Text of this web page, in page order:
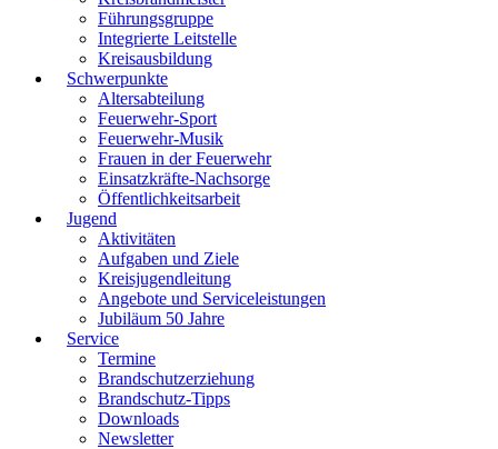
Führungsgruppe
Integrierte Leitstelle
Kreisausbildung
Schwerpunkte
Altersabteilung
Feuerwehr-Sport
Feuerwehr-Musik
Frauen in der Feuerwehr
Einsatzkräfte-Nachsorge
Öffentlichkeitsarbeit
Jugend
Aktivitäten
Aufgaben und Ziele
Kreisjugendleitung
Angebote und Serviceleistungen
Jubiläum 50 Jahre
Service
Termine
Brandschutzerziehung
Brandschutz-Tipps
Downloads
Newsletter